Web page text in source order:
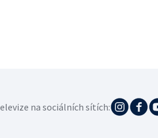
na sociálních sítích: